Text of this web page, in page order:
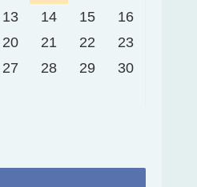
13 14 15
16
20 21 22
23
27 28 29
30